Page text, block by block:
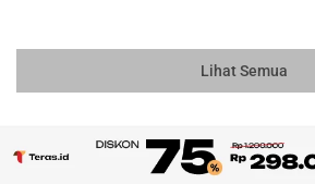
Lihat Semua